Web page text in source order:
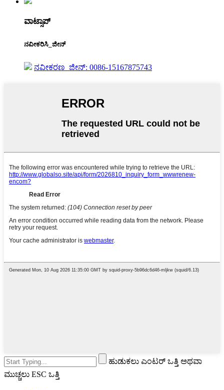
ವಾಟ್ಸಾಪ್
ನವೀಕರಿಸಿ_ಜೀನ್
ನವೀಕರಣ_ಜೀನ್: 0086-15167875743
ಹುಡುಕಲು ಎಂಟರ್ ಒತ್ತಿ ಅಥವಾ
ಮುಚ್ಚಲು ESC ಒತ್ತಿ